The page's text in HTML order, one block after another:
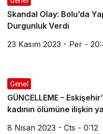
Skandal Olay: Bolu’da
Durgunluk Verdi
23 Kasım 2023 - Per -
Genel
GÜNCELLEME –
kadının ölümüne ilişkin
8 Nisan 2023 - Cts - 0:12